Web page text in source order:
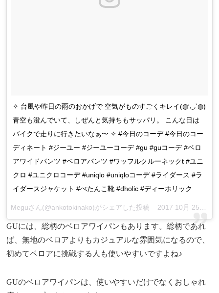
✧ 台風や昨日の雨のおかげで 空気がものすごくキレイ(◍′◡‵◍)
青空も澄んでいて、しぜんと気持ちもサッパリ。 こんな日は
バイクで走りに行きたいなぁ〜 ✧ #今日のコーデ #今日のコー
ディネート #ジーユー #ジーユーコーデ #gu #guコーデ #ベロ
アワイドパンツ #ベロアパンツ #ワッフルクルーネックt #ユニ
クロ #ユニクロコーデ #uniqlo #uniqloコーデ #ライダース #ラ
イダースジャケット #ぺたんこ靴 #dholic #ディーホリック
Meguさん(@ankotokinako)がシェアした投稿 – 2017 10月 25 5:33午後 PDT
GUには、総柄のベロアワイパンもあります。総柄であれ
ば、無地のベロアよりもカジュアルな雰囲気になるので、
初めてベロアに挑戦する人も使いやすいですよね♪
GUのベロアワイパンは、使いやすいだけでなくおしゃれ